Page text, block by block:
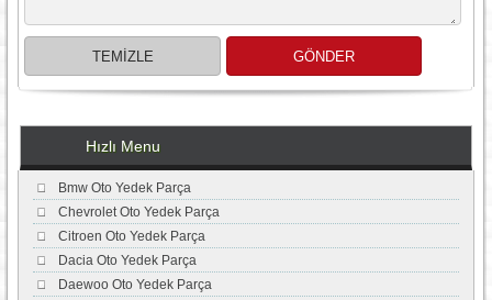
Hızlı Menu
Bmw Oto Yedek Parça
Chevrolet Oto Yedek Parça
Citroen Oto Yedek Parça
Dacia Oto Yedek Parça
Daewoo Oto Yedek Parça